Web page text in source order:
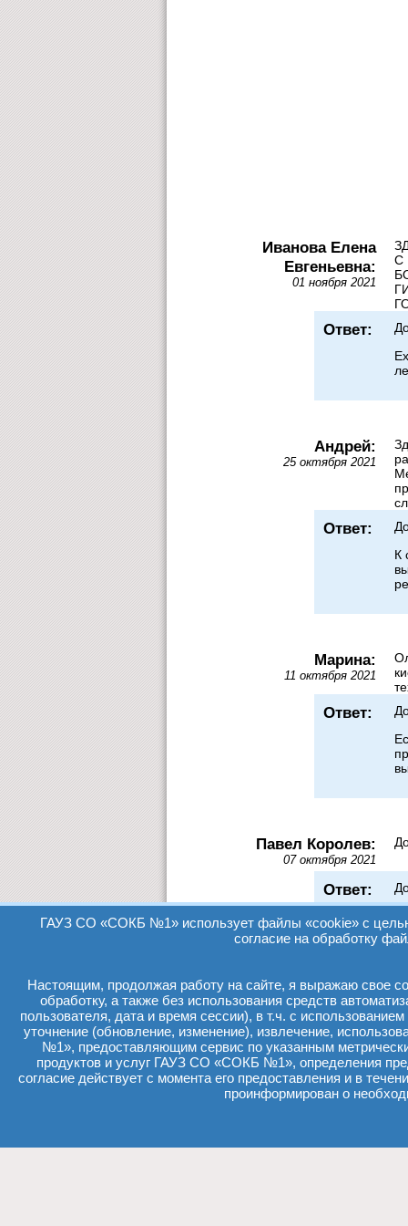
Иванова Елена
Евгеньевна:
01 ноября 2021
С
Ответ:
Андрей:
25 октября 2021
Ответ:
К
Марина:
11 октября 2021
Ответ:
Павел Королев:
07 октября 2021
Ответ:
Государственное
области "Свердловская
Россия, 620102, г.
© 2024 e-
ГАУЗ СО «СОКБ №1» использует файлы «cookie» с целью
согласие на обработку
Настоящим, продолжая работу на сайте, я выражаю свое
обработку, а также без использования средств
пользователя, дата и время сессии), в т.ч. с
уточнение (обновление, изменение), извлечение,
№1», предоставляющим сервис по указанным
продуктов и услуг ГАУЗ СО «СОКБ №1», определения
согласие действует с момента его предоставления и в
проинформирован о